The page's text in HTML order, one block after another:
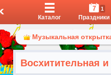
Каталог
7 1
Праздники
Музыкальная
Восхитительная